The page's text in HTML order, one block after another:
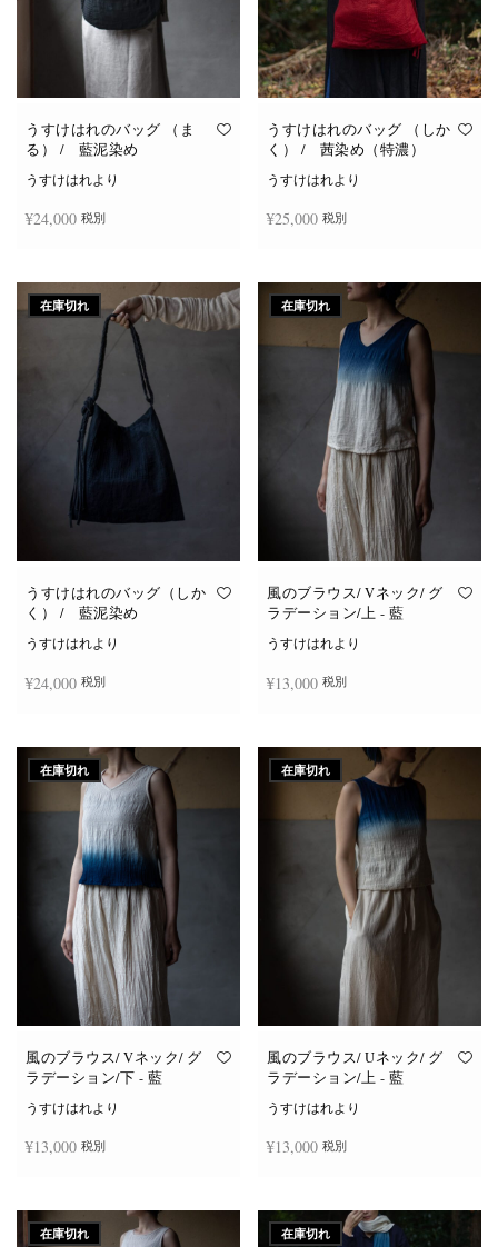
うすけはれのバッグ （ま
る） / 藍泥染め
うすけはれより
¥24,000 税別
うすけはれのバッグ （しか
く） / 茜染め（特濃）
うすけはれより
¥25,000 税別
在庫切れ
うすけはれのバッグ（しか
く） / 藍泥染め
うすけはれより
¥24,000 税別
在庫切れ
風のブラウス/ Vネック/ グ
ラデーション/上 - 藍
うすけはれより
¥13,000 税別
在庫切れ
風のブラウス/ Vネック/ グ
ラデーション/下 - 藍
うすけはれより
¥13,000 税別
在庫切れ
風のブラウス/ Uネック/ グ
ラデーション/上 - 藍
うすけはれより
¥13,000 税別
在庫切れ 在庫切れ